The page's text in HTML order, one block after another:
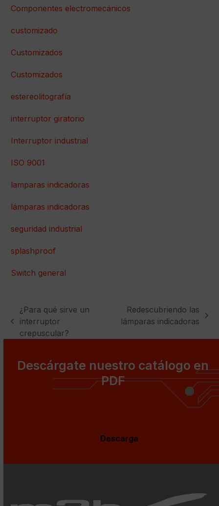
Componentes electromecánicos
customizado
Customizados
Customizados
estereolitografía
interruptor giratorio
Interruptor industrial
ISO 9001
lamparas indicadoras
lámparas indicadoras
seguridad industrial
splashproof
Switch general
previous
post:
¿Para qué sirve un
interruptor
crepuscular?
next
Redescubriendo las
lámparas indicadoras
Descárgate nuestro catálogo en
PDF
Descarga